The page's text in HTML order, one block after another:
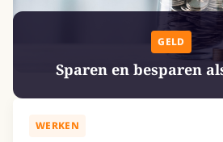
GELD
Sparen en besparen
WERKEN